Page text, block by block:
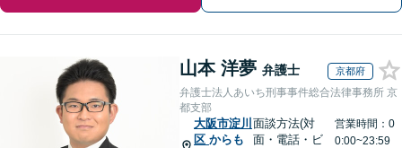
山本 洋夢 弁護士 京都府
弁護士法人あいち刑事事件総合法律事務所 京
都支部
大阪市淀川
区 からも
面談方法(対
面・電話・ビ
営業時間：0
0:00~23:59